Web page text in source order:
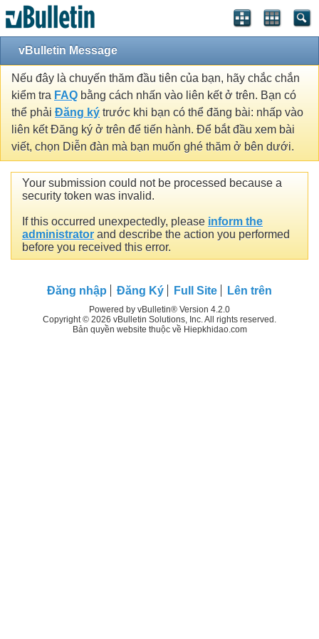
vBulletin Message
Nếu đây là chuyến thăm đầu tiên của bạn, hãy chắc chắn
kiểm tra FAQ bằng cách nhấn vào liên kết ở trên. Bạn có
thể phải Đăng ký trước khi bạn có thể đăng bài: nhấp vào
liên kết Đăng ký ở trên để tiến hành. Để bắt đầu xem bài
viết, chọn Diễn đàn mà bạn muốn ghé thăm ở bên dưới.
Your submission could not be processed because a
security token was invalid.
If this occurred unexpectedly, please inform the
administrator and describe the action you performed
before you received this error.
Đăng nhập Đăng Ký Full Site Lên trên
Powered by vBulletin® Version 4.2.0
Copyright © 2026 vBulletin Solutions, Inc. All rights reserved.
Bản quyền website thuộc về Hiepkhidao.com